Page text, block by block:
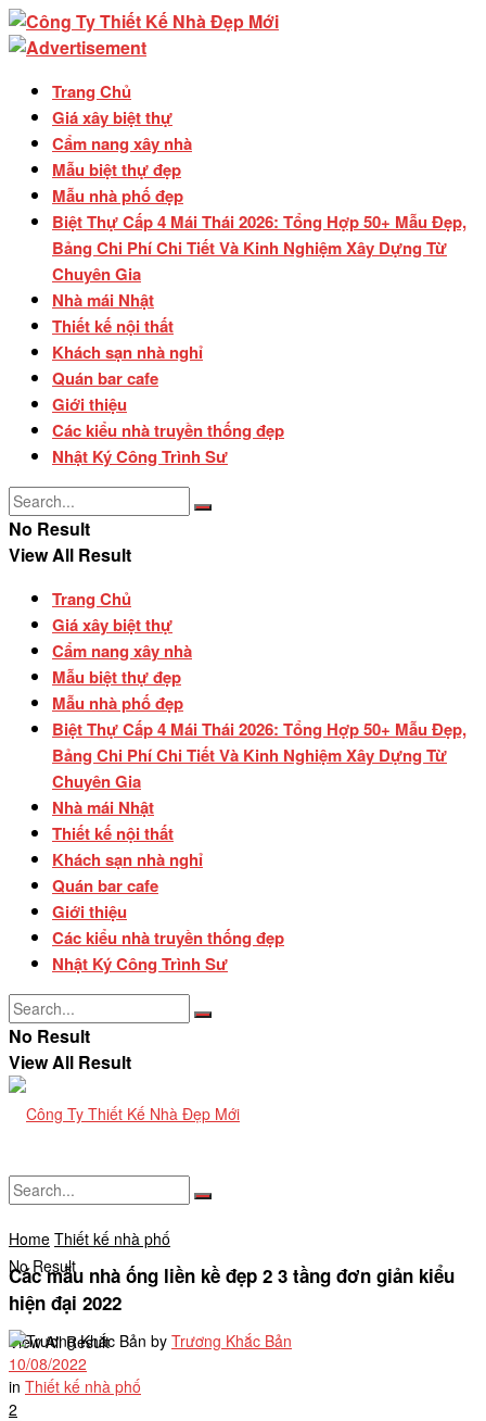
Trang Chủ
Giá xây biệt thự
Cẩm nang xây nhà
Mẫu biệt thự đẹp
Mẫu nhà phố đẹp
Biệt Thự Cấp 4 Mái Thái 2026: Tổng Hợp 50+ Mẫu Đẹp,
Bảng Chi Phí Chi Tiết Và Kinh Nghiệm Xây Dựng Từ
Chuyên Gia
Nhà mái Nhật
Thiết kế nội thất
Khách sạn nhà nghỉ
Quán bar cafe
Giới thiệu
Các kiểu nhà truyền thống đẹp
Nhật Ký Công Trình Sư
No Result
View All Result
Trang Chủ
Giá xây biệt thự
Cẩm nang xây nhà
Mẫu biệt thự đẹp
Mẫu nhà phố đẹp
Biệt Thự Cấp 4 Mái Thái 2026: Tổng Hợp 50+ Mẫu Đẹp,
Bảng Chi Phí Chi Tiết Và Kinh Nghiệm Xây Dựng Từ
Chuyên Gia
Nhà mái Nhật
Thiết kế nội thất
Khách sạn nhà nghỉ
Quán bar cafe
Giới thiệu
Các kiểu nhà truyền thống đẹp
Nhật Ký Công Trình Sư
No Result
View All Result
No Result
View All Result
Home Thiết kế nhà phố
Các mẫu nhà ống liền kề đẹp 2 3 tầng đơn giản kiểu
hiện đại 2022
by Trương Khắc Bản
10/08/2022
in Thiết kế nhà phố
2